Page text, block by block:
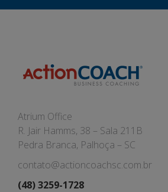
Atrium Office
R. Jair Hamms, 38 – Sala 211B
Pedra Branca, Palhoça – SC
contato@actioncoachsc.com.br
(48) 3259-1728